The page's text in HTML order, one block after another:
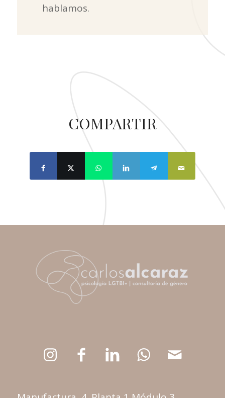
hablamos.
COMPARTIR